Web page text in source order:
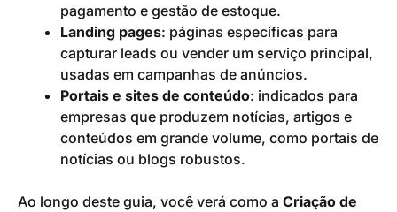
pagamento e gestão de estoque.
Landing pages: páginas específicas para
capturar leads ou vender um serviço principal,
usadas em campanhas de anúncios.
Portais e sites de conteúdo: indicados para
empresas que produzem notícias, artigos e
conteúdos em grande volume, como portais de
notícias ou blogs robustos.
Ao longo deste guia, você verá como a Criação de